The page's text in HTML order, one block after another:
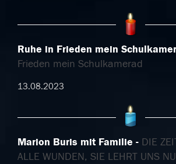
Ruhe in Frieden mein
Frieden mein Schulkamerad
13.08.2023
Marion Buris mit Familie
DIE
ALLE WUNDEN, SIE LEHRT UNS